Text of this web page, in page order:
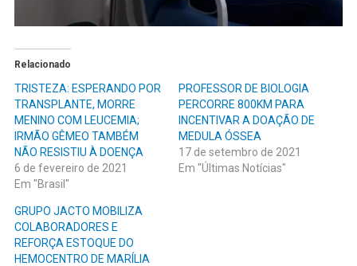
Relacionado
TRISTEZA: ESPERANDO POR
TRANSPLANTE, MORRE
MENINO COM LEUCEMIA;
IRMÃO GÊMEO TAMBÉM
NÃO RESISTIU À DOENÇA
6 de fevereiro de 2021
Em "Brasil"
PROFESSOR DE BIOLOGIA
PERCORRE 800KM PARA
INCENTIVAR A DOAÇÃO DE
MEDULA ÓSSEA
17 de setembro de 2021
Em "Últimas Notícias"
GRUPO JACTO MOBILIZA
COLABORADORES E
REFORÇA ESTOQUE DO
HEMOCENTRO DE MARÍLIA